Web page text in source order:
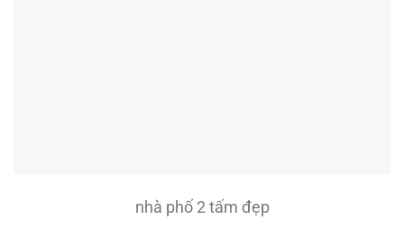
nhà phố 2 tấm đẹp